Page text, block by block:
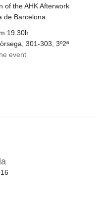
of the AHK Afterwork
de Barcelona.
19:30h
301-303, 3º2ª
event